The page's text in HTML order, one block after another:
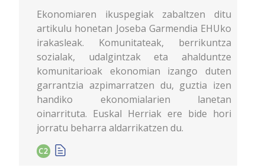
Ekonomiaren ikuspegiak zabaltzen ditu
artikulu honetan Joseba Garmendia EHUko
irakasleak. Komunitateak, berrikuntza
sozialak, udalgintzak eta ahalduntze
komunitarioak ekonomian izango duten
garrantzia azpimarratzen du, guztia izen
handiko ekonomialarien lanetan
oinarrituta. Euskal Herriak ere bide hori
jorratu beharra aldarrikatzen du.
C2